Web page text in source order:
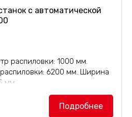
с автоматической
распиловки: 1000 мм.
6200 мм. Ширина
мм.
Подробнее